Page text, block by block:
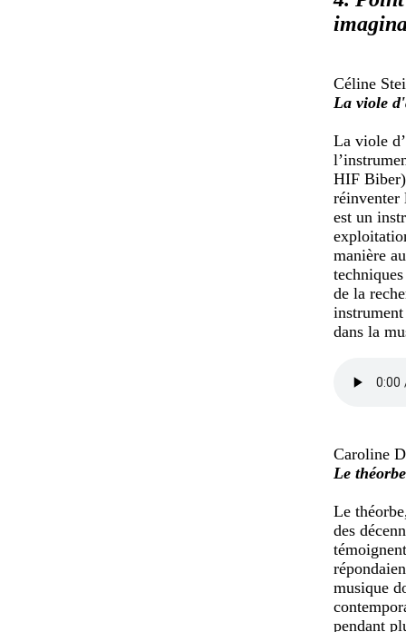
Céline
La viole
La viole
HIF
réinventer
est un
manière
de la
dans la
Caroline
Le
Le
des
musique
pendant